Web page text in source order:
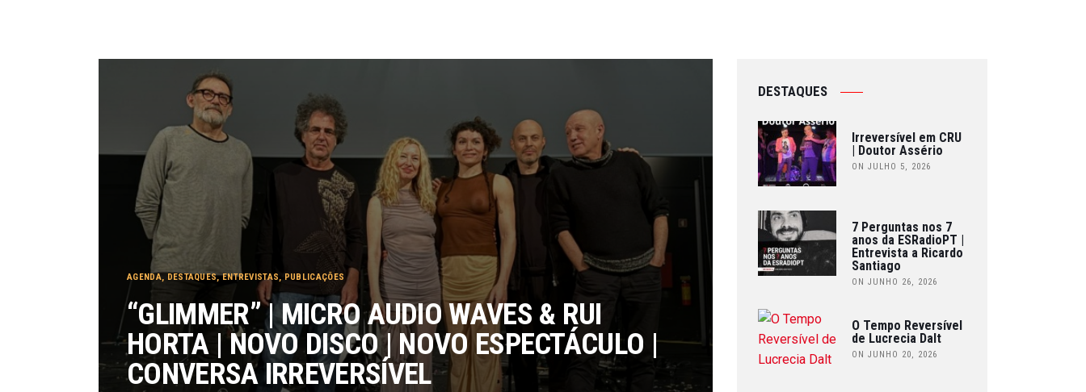
AGENDA, DESTAQUES,ENTREVISTAS, PUBLICAÇÕES
“GLIMMER” | MICRO AUDIO WAVES & RUI
HORTA | NOVO DISCO | NOVO ESPECTÁCULO |
CONVERSA IRREVERSÍVEL
DESTAQUES
Irreversível em CRU
| Doutor Assério
ON JULHO 5, 2026
7 Perguntas nos 7
anos da ESRadioPT |
Entrevista a Ricardo
Santiago
ON JUNHO 26, 2026
O Tempo Reversível
de Lucrecia Dalt
ON JUNHO 20, 2026